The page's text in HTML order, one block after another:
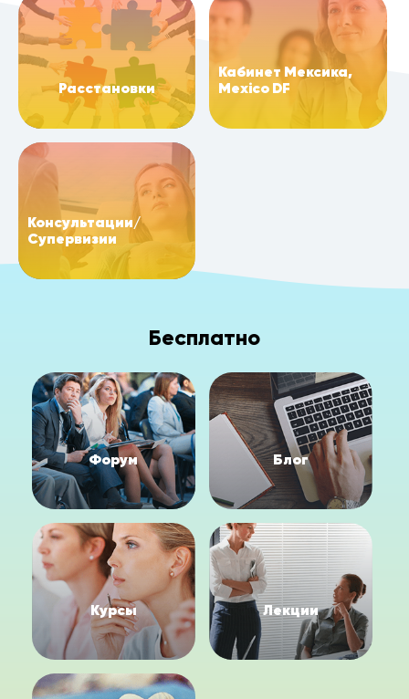
Расстановки
Кабинет Мексика,
Mexico DF
Консультации/
Супервизии
Бесплатно
Форум Блог
Курсы Лекции